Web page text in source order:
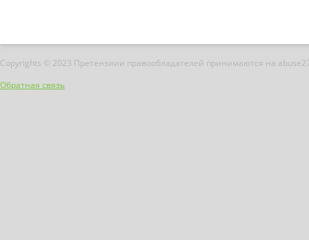
Copyrights © 2023 Претензиии правообладателей принимаются на
Обратная связь